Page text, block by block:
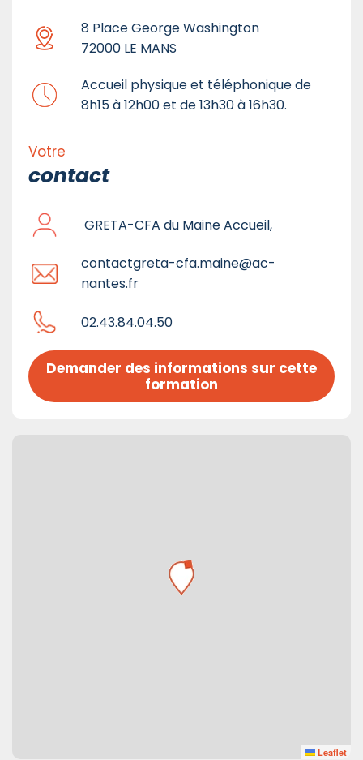
8 Place George Washington
72000 LE MANS
Accueil physique et téléphonique de
8h15 à 12h00 et de 13h30 à 16h30.
Votre
contact
GRETA-CFA du Maine Accueil,
contactgreta-cfa.maine@ac-
nantes.fr
02.43.84.04.50
Demander des informations sur cette
formation
Leaflet